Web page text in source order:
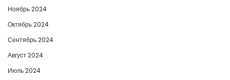
Ноябрь 2024
Октябрь 2024
Сентябрь 2024
Август 2024
Июль 2024